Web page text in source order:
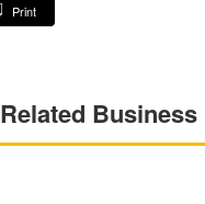
Print
Related Business